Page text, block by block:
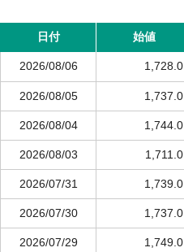
日付 始値
2026/08/06 1,728.0
2026/08/05 1,737.0
2026/08/04 1,744.0
2026/08/03 1,711.0
2026/07/31 1,739.0
2026/07/30 1,737.0
2026/07/29 1,749.0